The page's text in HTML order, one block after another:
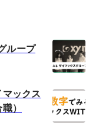
ループ
マックス
）